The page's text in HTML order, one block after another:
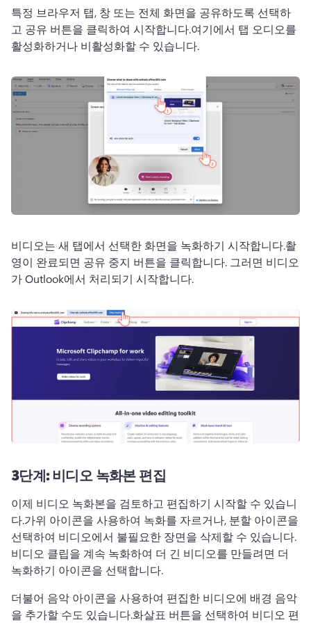
특정 브라우저 탭, 창 또는 전체 화면을 공유하도록 선택하
고 공유 버튼을 클릭하여 시작합니다.여기에서 탭 오디오를
활성화하거나 비활성화할 수 있습니다.
비디오는 새 탭에서 선택한 화면을 녹화하기 시작합니다.촬
영이 완료되면 공유 중지 버튼을 클릭합니다. 그러면 비디오
가 Outlook에서 처리되기 시작합니다.
3단계: 비디오 녹화본 편집
이제 비디오 녹화본을 검토하고 편집하기 시작할 수 있습니
다.가위 아이콘을 사용하여 녹화를 자르거나, 분할 아이콘을
선택하여 비디오에서 불필요한 장면을 삭제할 수 있습니다.
비디오 클립을 계속 녹화하여 더 긴 비디오를 만들려면 더
녹화하기 아이콘을 선택합니다.
더불어 음악 아이콘을 사용하여 편집한 비디오에 배경 음악
을 추가할 수도 있습니다.화살표 버튼을 선택하여 비디오 편